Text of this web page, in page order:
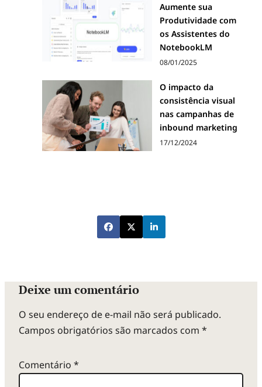
Aumente sua
Produtividade com
os Assistentes do
NotebookLM
08/01/2025
O impacto da
consistência visual
nas campanhas de
inbound marketing
17/12/2024
Deixe um comentário
O seu endereço de e-mail não será publicado.
Campos obrigatórios são marcados com *
Comentário *